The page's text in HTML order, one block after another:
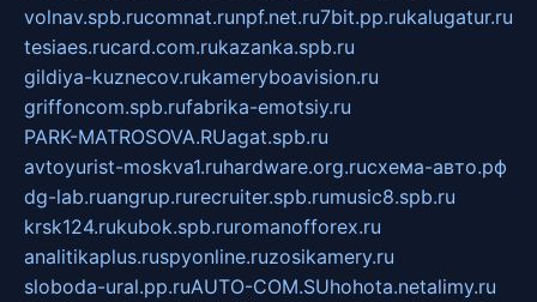
volnav.spb.rucomnat.runpf.net.ru7bit.pp.rukalugatur.ru
tesiaes.rucard.com.rukazanka.spb.ru
gildiya-kuznecov.rukameryboavision.ru
griffoncom.spb.rufabrika-emotsiy.ru
PARK-MATROSOVA.RUagat.spb.ru
avtoyurist-moskva1.ruhardware.org.ruсхема-авто.рф
dg-lab.ruangrup.rurecruiter.spb.rumusic8.spb.ru
krsk124.rukubok.spb.ruromanofforex.ru
analitikaplus.ruspyonline.ruzosikamery.ru
sloboda-ural.pp.ruAUTO-COM.SUhohota.netalimy.ru